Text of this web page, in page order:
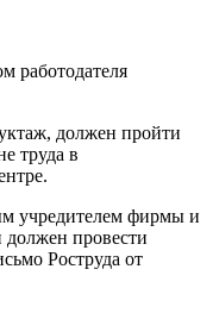
работодателя
должен пройти
труда в
учредителем фирмы и
должен провести
Роструда от